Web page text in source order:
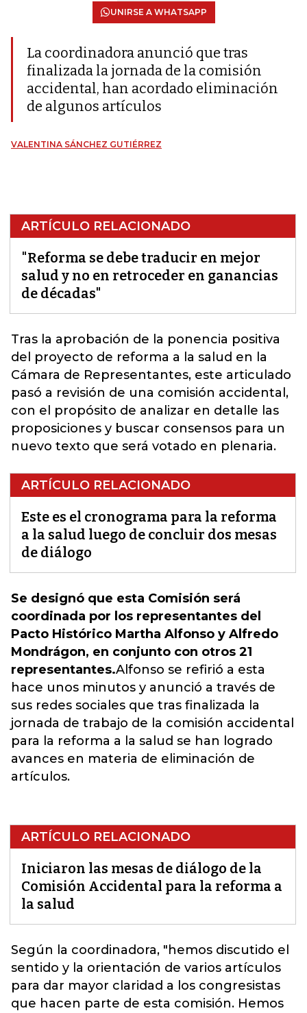
UNIRSE A WHATSAPP
La coordinadora anunció que tras
finalizada la jornada de la comisión
accidental, han acordado eliminación
de algunos artículos
VALENTINA SÁNCHEZ GUTIÉRREZ
ARTÍCULO RELACIONADO
"Reforma se debe traducir en mejor
salud y no en retroceder en ganancias
de décadas"
Tras la aprobación de la ponencia positiva
del proyecto de reforma a la salud en la
Cámara de Representantes, este articulado
pasó a revisión de una comisión accidental,
con el propósito de analizar en detalle las
proposiciones y buscar consensos para un
nuevo texto que será votado en plenaria.
ARTÍCULO RELACIONADO
Este es el cronograma para la reforma
a la salud luego de concluir dos mesas
de diálogo
Se designó que esta Comisión será
coordinada por los representantes del
Pacto Histórico Martha Alfonso y Alfredo
Mondrágon, en conjunto con otros 21
representantes.Alfonso se refirió a esta
hace unos minutos y anunció a través de
sus redes sociales que tras finalizada la
jornada de trabajo de la comisión accidental
para la reforma a la salud se han logrado
avances en materia de eliminación de
artículos.
ARTÍCULO RELACIONADO
Iniciaron las mesas de diálogo de la
Comisión Accidental para la reforma a
la salud
Según la coordinadora, "hemos discutido el
sentido y la orientación de varios artículos
para dar mayor claridad a los congresistas
que hacen parte de esta comisión. Hemos